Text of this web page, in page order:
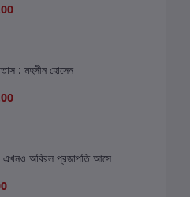
: মহসীন হোসেন
এখনও অবিরল প্রজাপতি আসে